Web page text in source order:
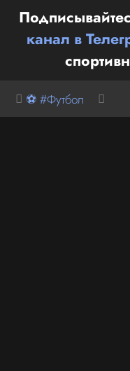
канал в
⚽ #Футбол